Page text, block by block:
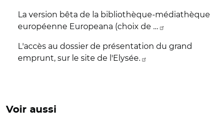
La version bêta de la bibliothèque-médiathèque
européenne Europeana (choix de …
L'accès au dossier de présentation du grand
emprunt, sur le site de l'Elysée.
Voir aussi